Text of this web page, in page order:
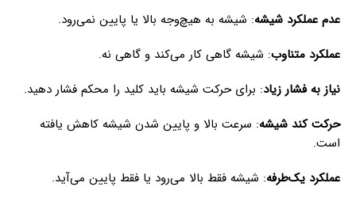
عدم عملکرد شیشه: شیشه به هیچ‌وجه بالا یا پایین نمی‌رود.
عملکرد متناوب: شیشه گاهی کار می‌کند و گاهی نه.
نیاز به فشار زیاد: برای حرکت شیشه باید کلید را محکم فشار دهید.
حرکت کند شیشه: سرعت بالا و پایین شدن شیشه کاهش یافته
است.
عملکرد یک‌طرفه: شیشه فقط بالا می‌رود یا فقط پایین می‌آید.